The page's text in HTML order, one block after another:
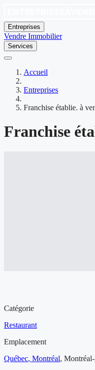
Entreprises
Vendre Immobilier
Services
Accueil
Entreprises
Franchise établie. à
Franchise
Catégorie
Restaurant
Emplacement
Québec, Montréal,